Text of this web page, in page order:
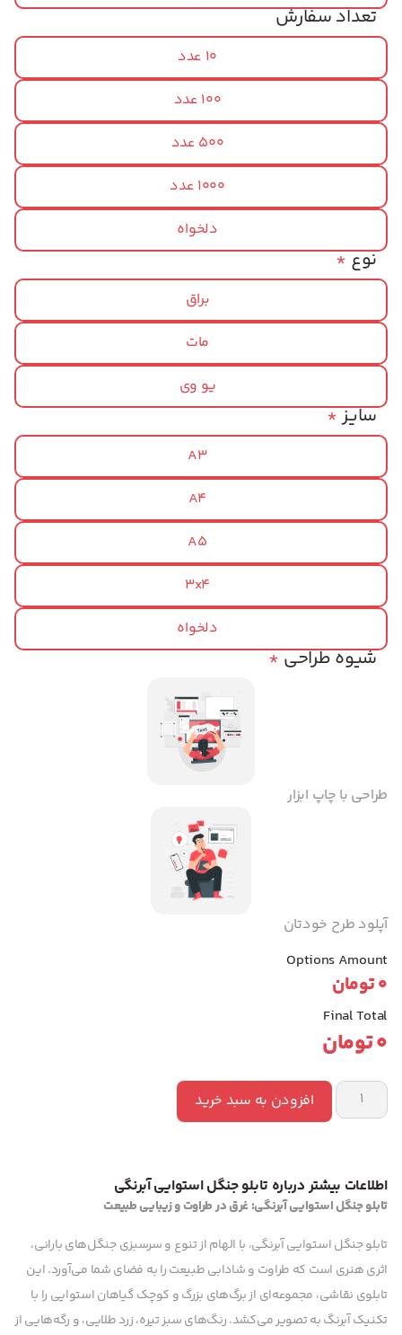
تعداد سفارش
10 عدد
100 عدد
500 عدد
1000 عدد
دلخواه
*نوع
براق
مات
یو وی
*سایز
A3
A4
A5
3x4
دلخواه
*شیوه طراحی
طراحی با چاپ ابزار
آپلود طرح خودتان
Options Amount
0تومان
Final Total
0تومان
افزودن به سبد خرید
اطلاعات بیشتر درباره تابلو جنگل استوایی آبرنگی
تابلو جنگل استوایی آبرنگی: غرق در طراوت و زیبایی طبیعت
تابلو جنگل استوایی آبرنگی، با الهام از تنوع و سرسبزی جنگل‌های بارانی،
اثری هنری است که طراوت و شادابی طبیعت را به فضای شما می‌آورد. این
تابلوی نقاشی، مجموعه‌ای از برگ‌های بزرگ و کوچک گیاهان استوایی را با
تکنیک آبرنگ به تصویر می‌کشد. رنگ‌های سبز تیره، زرد طلایی، و رگه‌هایی از